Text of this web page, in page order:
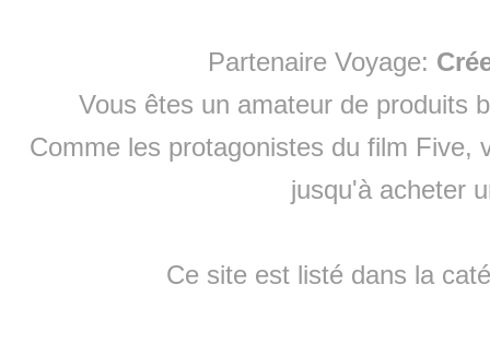
Partenaire Voyage:
Vous êtes un amateur de produits
Comme les protagonistes du film Five,
jusqu'à acheter
Ce site est listé dans la